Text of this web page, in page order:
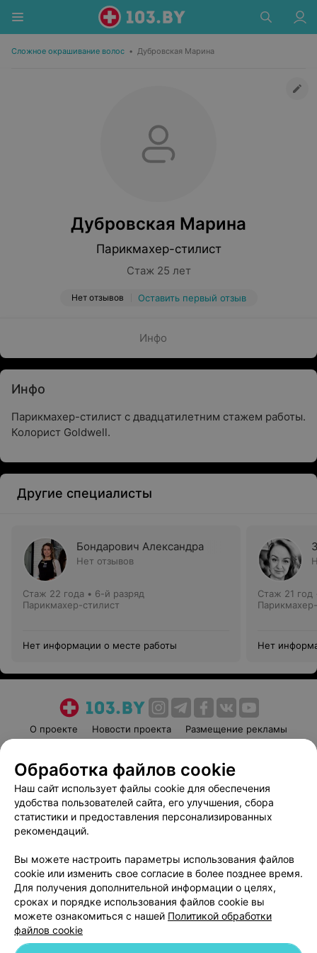
Сложное окрашивание волос • Дубровская Марина
Дубровская Марина
Парикмахер-стилист
Стаж 25 лет
Нет отзывов Оставить первый отзыв
Инфо
Инфо
Парикмахер-стилист с двадцатилетним стажем работы.
Колорист Goldwell.
Другие специалисты
Бондарович Александра
Нет отзывов
Стаж 22 года • 6-й разряд
Парикмахер-стилист
Нет информации о месте работы
Стаж 21 год
Нет
О проекте Новости проекта
Размещение рекламы
Пользовательское соглашение
Способы оплаты
Вакансии
Партнеры
Написать руководителю 103.by
Обработка персональных данных
Обработка файлов cookie
Наш сайт использует файлы cookie для обеспечения
удобства пользователей сайта, его улучшения, сбора
статистики и предоставления персонализированных
рекомендаций.
Вы можете настроить параметры использования файлов
cookie или изменить свое согласие в более позднее время.
Для получения дополнительной информации о целях,
сроках и порядке использования файлов cookie вы
можете ознакомиться с нашей Политикой обработки
файлов cookie